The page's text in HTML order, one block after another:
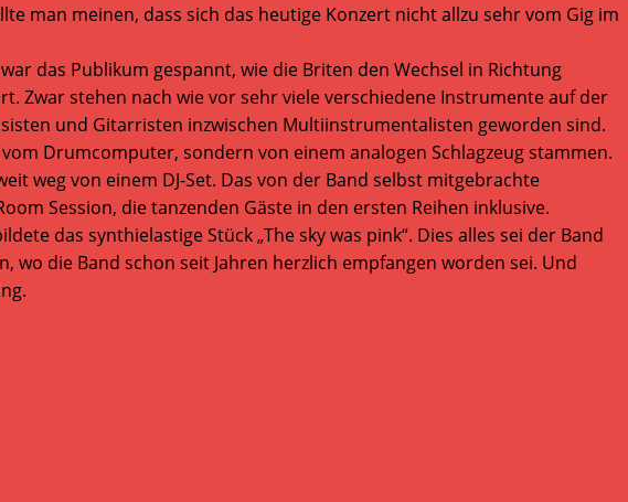
man meinen, dass sich das heutige Konzert nicht allzu sehr vom Gig im
das Publikum gespannt, wie die Briten den Wechsel in Richtung
Zwar stehen nach wie vor sehr viele verschiedene Instrumente auf der
und Gitarristen inzwischen Multiinstrumentalisten geworden sind.
Drumcomputer, sondern von einem analogen Schlagzeug stammen.
weg von einem DJ-Set. Das von der Band selbst mitgebrachte
Session, die tanzenden Gäste in den ersten Reihen inklusive.
das synthielastige Stück „The sky was pink“. Dies alles sei der Band
die Band schon seit Jahren herzlich empfangen worden sei. Und